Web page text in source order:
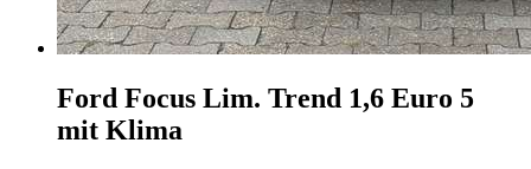
Ford Focus Lim. Trend 1,6 Euro 5
mit Klima